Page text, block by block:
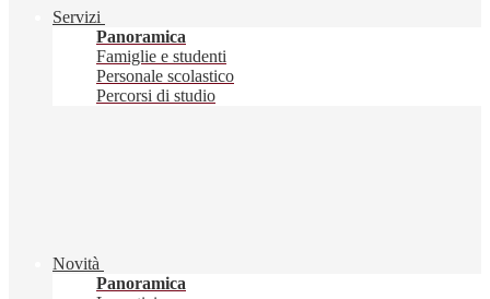
Servizi
Panoramica
Famiglie e studenti
Personale scolastico
Percorsi di studio
Novità
Panoramica